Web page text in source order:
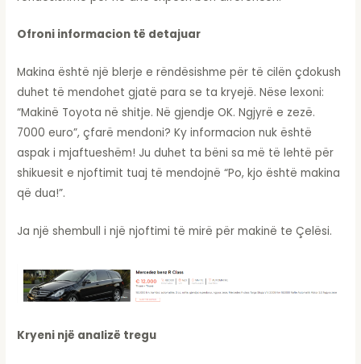
Ofroni informacion të detajuar
Makina është një blerje e rëndësishme për të cilën çdokush
duhet të mendohet gjatë para se ta kryejë. Nëse lexoni:
“Makinë Toyota në shitje. Në gjendje OK. Ngjyrë e zezë.
7000 euro”, çfarë mendoni? Ky informacion nuk është
aspak i mjaftueshëm! Ju duhet ta bëni sa më të lehtë për
shikuesit e njoftimit tuaj të mendojnë “Po, kjo është makina
që dua!”.
Ja një shembull i një njoftimi të mirë për makinë te Çelësi.
Kryeni një analizë tregu